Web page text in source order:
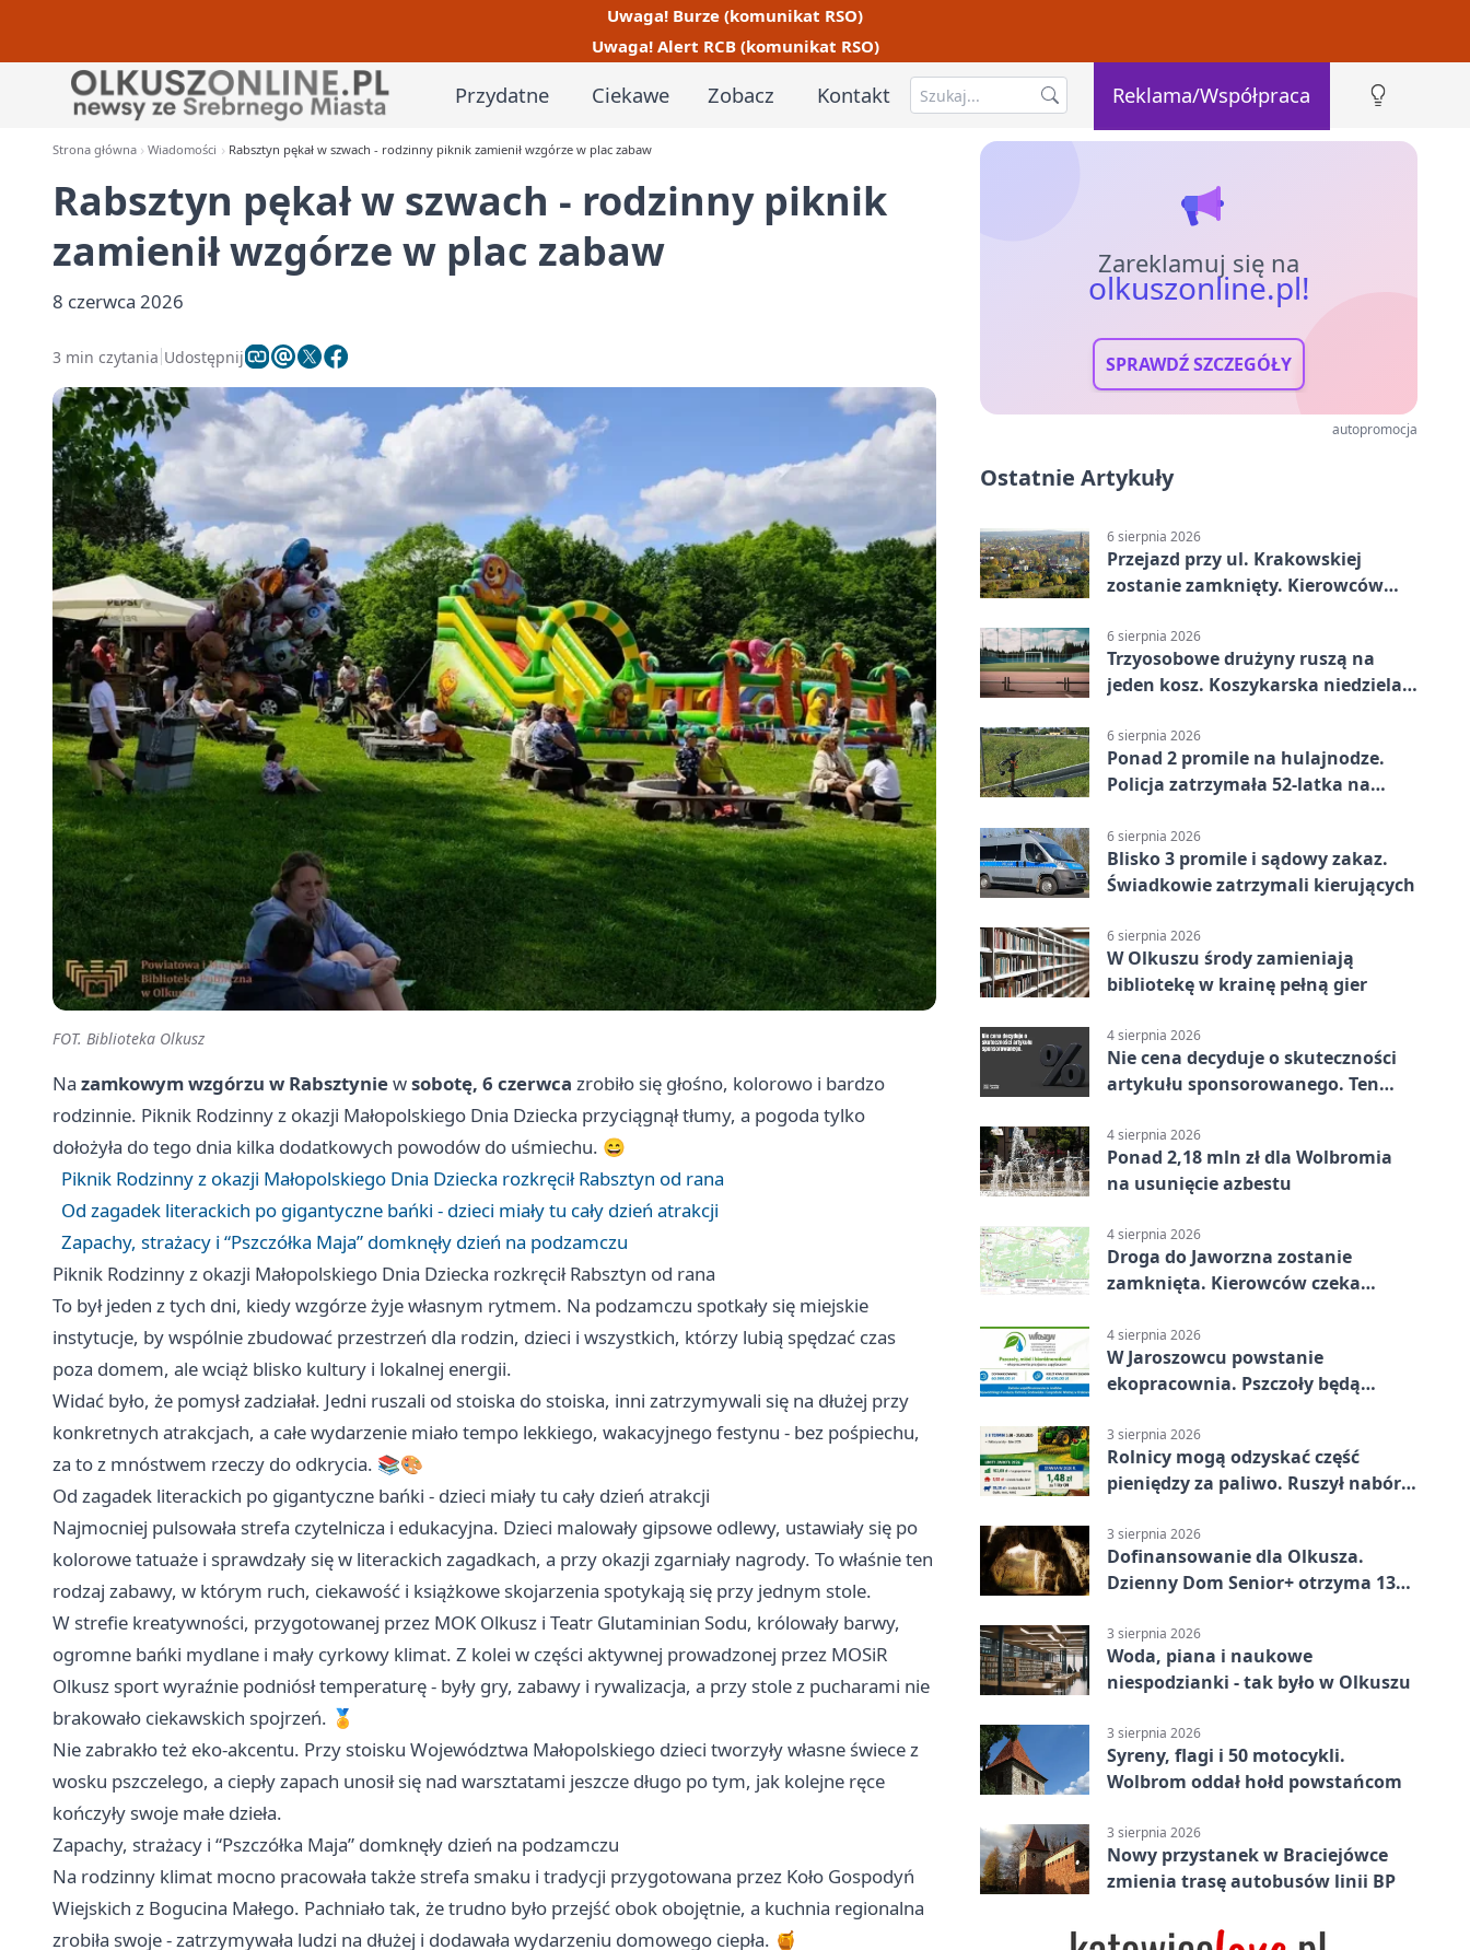
Uwaga! Burze (komunikat RSO)
Uwaga! Alert RCB (komunikat RSO)
Przydatne Ciekawe Zobacz Kontakt Reklama/Współpraca
Strona główna Wiadomości Rabsztyn pękał w szwach - rodzinny piknik zamienił wzgórze w plac zabaw
Rabsztyn pękał w szwach - rodzinny piknik
zamienił wzgórze w plac zabaw
8 czerwca 2026
3 min czytania Udostępnij
FOT. Biblioteka Olkusz
Na zamkowym wzgórzu w Rabsztyniewsobotę, 6 czerwca zrobiło się głośno, kolorowo i bardzo
rodzinnie. Piknik Rodzinny z okazji Małopolskiego Dnia Dziecka przyciągnął tłumy, a pogoda tylko
dołożyła do tego dnia kilka dodatkowych powodów do uśmiechu. 😄
Piknik Rodzinny z okazji Małopolskiego Dnia Dziecka rozkręcił Rabsztyn od rana
Od zagadek literackich po gigantyczne bańki - dzieci miały tu cały dzień atrakcji
Zapachy, strażacy i “Pszczółka Maja” domknęły dzień na podzamczu
Piknik Rodzinny z okazji Małopolskiego Dnia Dziecka rozkręcił Rabsztyn od rana
To był jeden z tych dni, kiedy wzgórze żyje własnym rytmem. Na podzamczu spotkały się miejskie
instytucje, by wspólnie zbudować przestrzeń dla rodzin, dzieci i wszystkich, którzy lubią spędzać czas
poza domem, ale wciąż blisko kultury i lokalnej energii.
Widać było, że pomysł zadziałał. Jedni ruszali od stoiska do stoiska, inni zatrzymywali się na dłużej przy
konkretnych atrakcjach, a całe wydarzenie miało tempo lekkiego, wakacyjnego festynu - bez pośpiechu,
za to z mnóstwem rzeczy do odkrycia. 📚🎨
Od zagadek literackich po gigantyczne bańki - dzieci miały tu cały dzień atrakcji
Najmocniej pulsowała strefa czytelnicza i edukacyjna. Dzieci malowały gipsowe odlewy, ustawiały się po
kolorowe tatuaże i sprawdzały się w literackich zagadkach, a przy okazji zgarniały nagrody. To właśnie ten
rodzaj zabawy, w którym ruch, ciekawość i książkowe skojarzenia spotykają się przy jednym stole.
W strefie kreatywności, przygotowanej przez MOK Olkusz i Teatr Glutaminian Sodu, królowały barwy,
ogromne bańki mydlane i mały cyrkowy klimat. Z kolei w części aktywnej prowadzonej przez MOSiR
Olkusz sport wyraźnie podniósł temperaturę - były gry, zabawy i rywalizacja, a przy stole z pucharami nie
brakowało ciekawskich spojrzeń. 🏅
Nie zabrakło też eko-akcentu. Przy stoisku Województwa Małopolskiego dzieci tworzyły własne świece z
wosku pszczelego, a ciepły zapach unosił się nad warsztatami jeszcze długo po tym, jak kolejne ręce
kończyły swoje małe dzieła.
Zapachy, strażacy i “Pszczółka Maja” domknęły dzień na podzamczu
Na rodzinny klimat mocno pracowała także strefa smaku i tradycji przygotowana przez Koło Gospodyń
Wiejskich z Bogucina Małego. Pachniało tak, że trudno było przejść obok obojętnie, a kuchnia regionalna
zrobiła swoje - zatrzymywała ludzi na dłużej i dodawała wydarzeniu domowego ciepła. 🍯
Zareklamuj się na
olkuszonline.pl!
SPRAWDŹ SZCZEGÓŁY
autopromocja
Ostatnie Artykuły
6 sierpnia 2026
Przejazd przy ul. Krakowskiej
zostanie zamknięty. Kierowców
6 sierpnia 2026
Trzyosobowe drużyny ruszą na
jeden kosz. Koszykarska niedziela
6 sierpnia 2026
Ponad 2 promile na hulajnodze.
Policja zatrzymała 52-latka na
6 sierpnia 2026
Blisko 3 promile i sądowy zakaz.
Świadkowie zatrzymali kierujących
6 sierpnia 2026
W Olkuszu środy zamieniają
bibliotekę w krainę pełną gier
4 sierpnia 2026
Nie cena decyduje o skuteczności
artykułu sponsorowanego. Ten
4 sierpnia 2026
Ponad 2,18 mln zł dla Wolbromia
na usunięcie azbestu
4 sierpnia 2026
Droga do Jaworzna zostanie
zamknięta. Kierowców czeka
4 sierpnia 2026
W Jaroszowcu powstanie
ekopracownia. Pszczoły będą
3 sierpnia 2026
Rolnicy mogą odzyskać część
pieniędzy za paliwo. Ruszył nabór
3 sierpnia 2026
Dofinansowanie dla Olkusza.
Dzienny Dom Senior+ otrzyma 134
3 sierpnia 2026
Woda, piana i naukowe
niespodzianki - tak było w Olkuszu
3 sierpnia 2026
Syreny, flagi i 50 motocykli.
Wolbrom oddał hołd powstańcom
3 sierpnia 2026
Nowy przystanek w Braciejówce
zmienia trasę autobusów linii BP